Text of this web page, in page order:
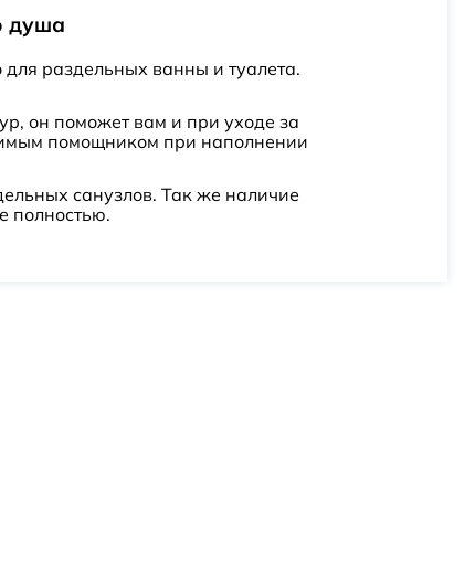
душа
раздельных ванны и туалета.
он поможет вам и при уходе за
помощником при наполнении
санузлов. Так же наличие
полностью.